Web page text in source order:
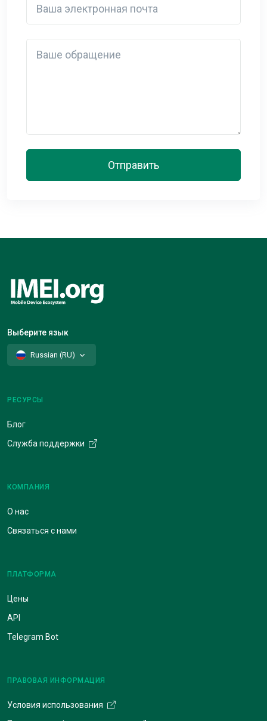
Отправить
Выберите язык
Russian (RU)
РЕСУРСЫ
Блог
Служба поддержки
КОМПАНИЯ
О нас
Связаться с нами
ПЛАТФОРМА
Цены
API
Telegram Bot
ПРАВОВАЯ ИНФОРМАЦИЯ
Условия использования